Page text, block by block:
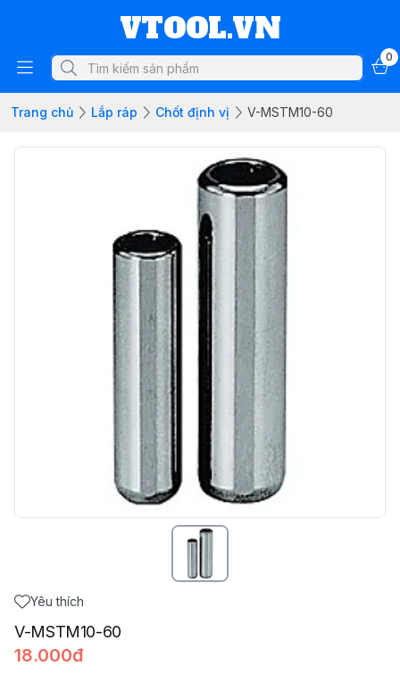
VTOOL.VN
0
Trang chủ Lắp ráp Chốt định vị V-MSTM10-60
Yêu thích
V-MSTM10-60
18.000đ